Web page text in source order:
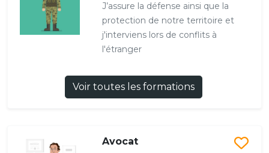
J’assure la défense ainsi que la
protection de notre territoire et
j'interviens lors de conflits à
l'étranger
Voir toutes les formations
Avocat